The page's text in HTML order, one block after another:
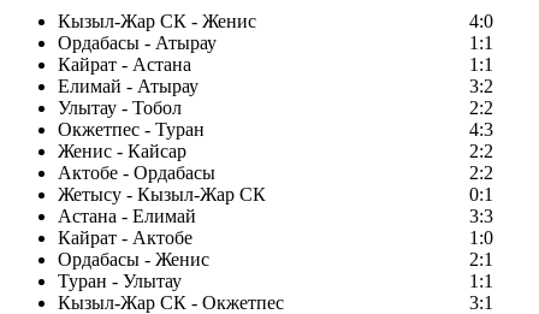
Кызыл-Жар СК - Женис
4:0
Ордабасы - Атырау
1:1
Кайрат - Астана
1:1
Елимай - Атырау
3:2
Улытау - Тобол
2:2
Окжетпес - Туран
4:3
Женис - Кайсар
2:2
Актобе - Ордабасы
2:2
Жетысу - Кызыл-Жар СК
0:1
Астана - Елимай
3:3
Кайрат - Актобе
1:0
Ордабасы - Женис
2:1
Туран - Улытау
1:1
Кызыл-Жар СК - Окжетпес
3:1